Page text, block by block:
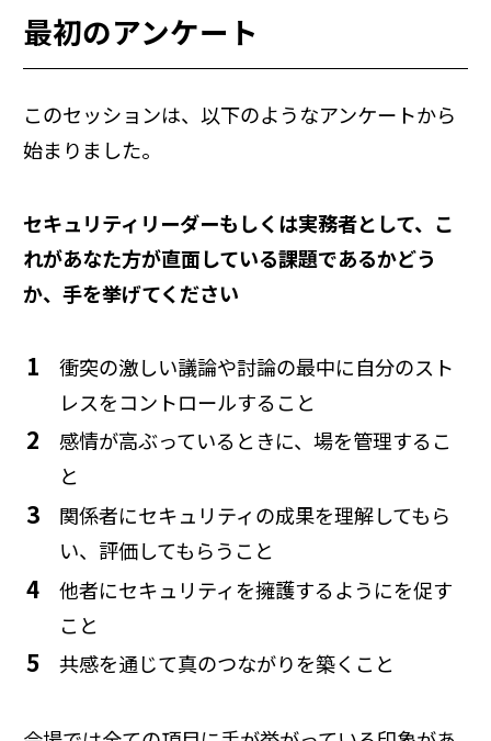
最初のアンケート
このセッションは、以下のようなアンケートから
始まりました。
セキュリティリーダーもしくは実務者として、こ
れがあなた方が直面している課題であるかどう
か、手を挙げてください
衝突の激しい議論や討論の最中に自分のスト
レスをコントロールすること
感情が高ぶっているときに、場を管理するこ
と
関係者にセキュリティの成果を理解してもら
い、評価してもらうこと
他者にセキュリティを擁護するようにを促す
こと
共感を通じて真のつながりを築くこと